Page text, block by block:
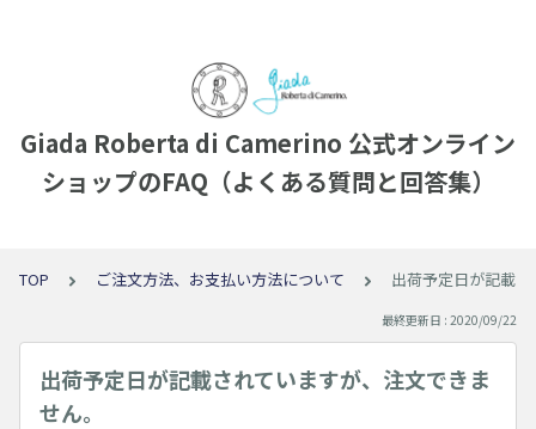
Giada Roberta di Camerino 公式オンライン
ショップのFAQ（よくある質問と回答集）
TOP ご注文方法、お支払い方法について 出荷予定日が記載
最終更新日 : 2020/09/22
出荷予定日が記載されていますが、注文できま
せん。